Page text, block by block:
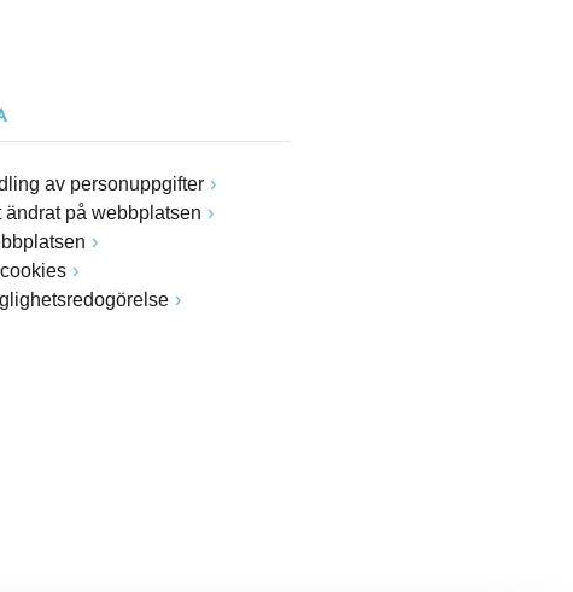
av personuppgifter
ändrat på webbplatsen